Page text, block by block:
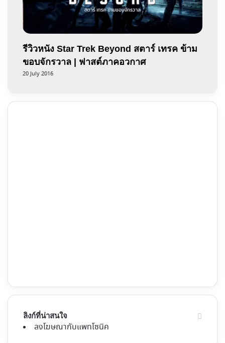
รีวิวหนัง Star Trek Beyond สตาร์ เทรค ข้าม
ขอบจักรวาล | ฟาสต์ภาคอวกาศ
20 July 2016
ลิงก์ที่น่าสนใจ
ลงโฆษณากับแพทโซนิค